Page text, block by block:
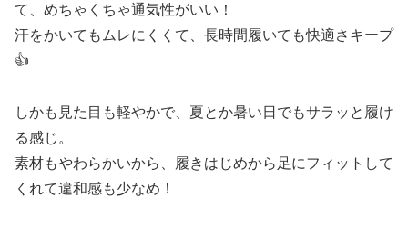
て、めちゃくちゃ通気性がいい！
汗をかいてもムレにくくて、長時間履いても快適さキープ
👍
しかも見た目も軽やかで、夏とか暑い日でもサラッと履け
る感じ。
素材もやわらかいから、履きはじめから足にフィットして
くれて違和感も少なめ！